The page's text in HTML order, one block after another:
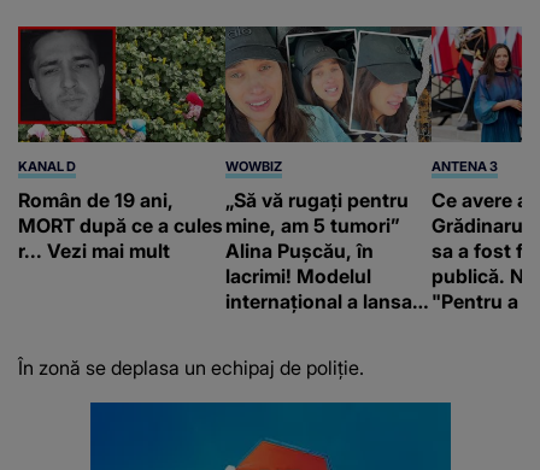
KANAL D
Român de 19 ani,
MORT după ce a cules
r... Vezi mai mult
WOWBIZ
„Să vă rugați pentru
mine, am 5 tumori”
Alina Pușcău, în
lacrimi! Modelul
internațional a lansat
o boală gravă
ANTENA 3
Ce avere
Grădinaru.
sa a fost
publică.
"Pentru a
În zonă se deplasa un echipaj de poliție.